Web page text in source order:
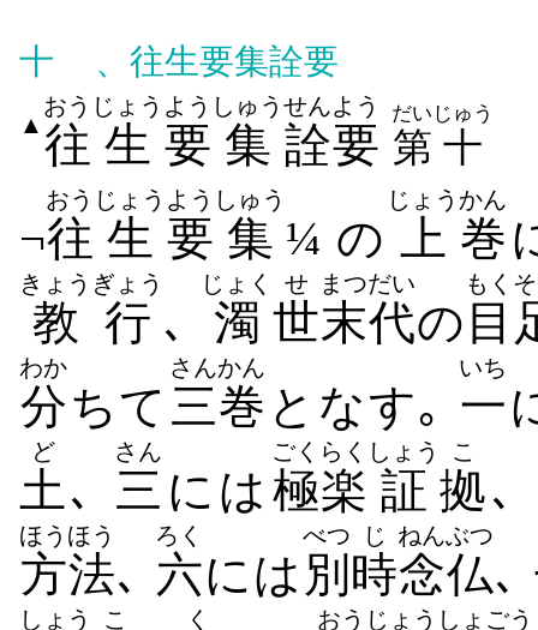
十 、往生要集詮要
▲ 往
おう
生
じょう
要
よう
集
しゅう
詮要
せんよう
第
だい
十
じゅう
¬往
おう
生
じょう
要
よう
集
しゅう
¼ の 上
じょう
巻
かん
教行
きょうぎょう
､ 濁
じょく
世
せ
末代
まつだい
の 目
もく
分
わか
ちて 三巻
さんかん
となす｡ 一
いち
土
ど
､ 三
さん
には 極楽
ごくらく
証
しょう
拠
こ
､
方法
ほうほう
､ 六
ろく
には 別
べつ
時
じ
念仏
ねんぶつ
､
しょう こ く おう じょう しょごう